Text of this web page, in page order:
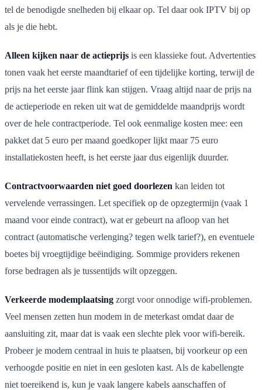
tel de benodigde snelheden bij elkaar op. Tel daar ook IPTV bij op
als je die hebt.
Alleen kijken naar de actieprijs is een klassieke fout. Advertenties
tonen vaak het eerste maandtarief of een tijdelijke korting, terwijl de
prijs na het eerste jaar flink kan stijgen. Vraag altijd naar de prijs na
de actieperiode en reken uit wat de gemiddelde maandprijs wordt
over de hele contractperiode. Tel ook eenmalige kosten mee: een
pakket dat 5 euro per maand goedkoper lijkt maar 75 euro
installatiekosten heeft, is het eerste jaar dus eigenlijk duurder.
Contractvoorwaarden niet goed doorlezen kan leiden tot
vervelende verrassingen. Let specifiek op de opzegtermijn (vaak 1
maand voor einde contract), wat er gebeurt na afloop van het
contract (automatische verlenging? tegen welk tarief?), en eventuele
boetes bij vroegtijdige beëindiging. Sommige providers rekenen
forse bedragen als je tussentijds wilt opzeggen.
Verkeerde modemplaatsing zorgt voor onnodige wifi-problemen.
Veel mensen zetten hun modem in de meterkast omdat daar de
aansluiting zit, maar dat is vaak een slechte plek voor wifi-bereik.
Probeer je modem centraal in huis te plaatsen, bij voorkeur op een
verhoogde positie en niet in een gesloten kast. Als de kabellengte
niet toereikend is, kun je vaak langere kabels aanschaffen of